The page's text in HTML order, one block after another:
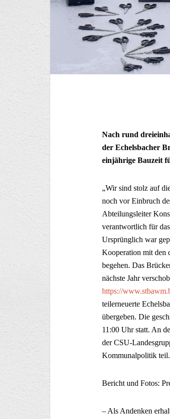
Nach rund
der Echelsbacher
einjährige Bauzeit
„Wir sind stolz auf
noch vor Einbruch
Abteilungsleiter
verantwortlich für
Ursprünglich war
Kooperation mit den
begehen. Das
nächste Jahr
https://
teilerneuerte
übergeben. Die
11:00 Uhr statt. An
der CSU-
Kommunalpolitik teil.
Bericht und Fotos:
– Als Andenken